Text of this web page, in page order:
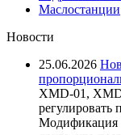
Маслостанции
Новости
25.06.2026
XMD-01,
регулировать
Модификация